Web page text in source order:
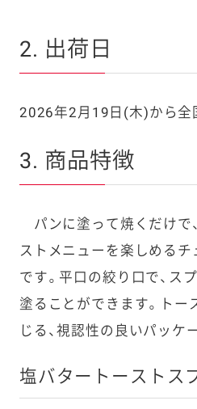
2. 出荷日
2026年2月19日 (木)から全
3. 商品特徴
パンに塗って焼くだけで
ストメニューを楽しめる
です。平口の絞り口で、ス
塗ることができます。トー
じる、視認性の良いパッケ
塩バタートーストス